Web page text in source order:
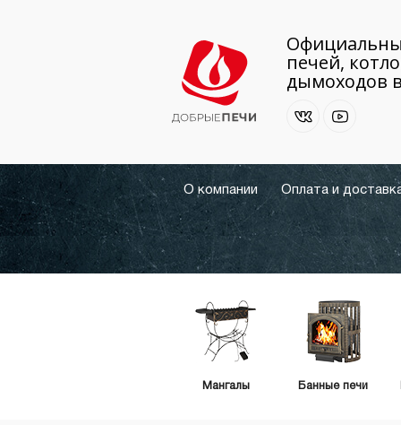
печей,
дымоходов
О компании Оплата и
Мангалы Банные печи